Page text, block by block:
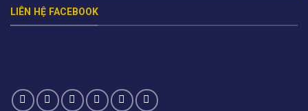
LIÊN HỆ FACEBOOK